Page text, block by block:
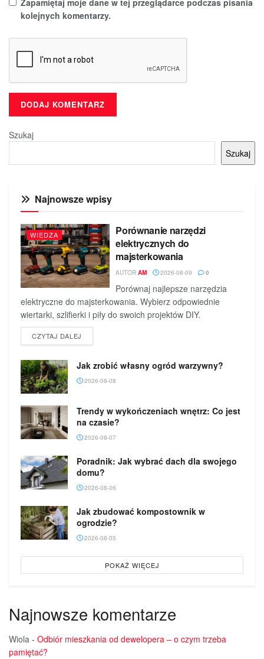
kolejnych komentarzy.
Szukaj
Szukaj
Najnowsze wpisy
WIEDZA
Porównanie narzędzi
elektrycznych do
majsterkowania
AUTOR AM 2026-08-09 0
Porównaj najlepsze narzędzia
elektryczne do majsterkowania. Wybierz odpowiednie
wiertarki, szlifierki i piły do swoich projektów DIY.
CZYTAJ DALEJ
Jak zrobić własny ogród warzywny?
2026-08-08
Trendy w wykończeniach wnętrz: Co jest
na czasie?
2026-08-07
Poradnik: Jak wybrać dach dla swojego
domu?
2026-08-06
Jak zbudować kompostownik w
ogrodzie?
2026-08-05
POKAŻ WIĘCEJ
Najnowsze komentarze
Wiola - Odbiór mieszkania od dewelopera – o czym trzeba
pamiętać?